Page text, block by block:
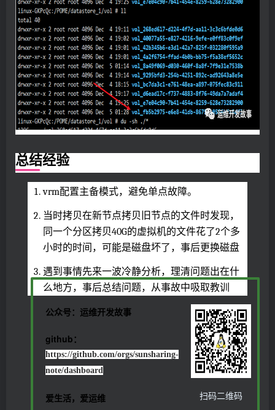
总结经验
vrm配置主备模式，避免单点故障。
当时拷贝在新节点拷贝旧节点的文件时发现，
同一个分区拷贝40G的虚拟机的文件花了2个多
小时的时间，可能是磁盘坏了，事后更换磁盘
遇到事情先来一波冷静分析，理清问题出在什
么地方，事后总结问题，从事故中吸取教训
公众号：运维开发故事
github：
https://github.com/orgs/sunsharing-
note/dashboard
爱生活，爱运维
扫码二维码